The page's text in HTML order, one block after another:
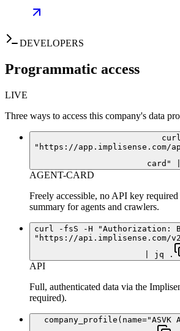
DEVELOPERS
Programmatic access
LIVE
Three ways to access this company's data
"https://app.implisense.com/api/
card"
AGENT-CARD
Freely accessible, no API key
summary for agents and crawlers.
curl -fsS -H "Authorization:
"https://api.implisense.com/v2/
| jq .
API
Full, authenticated data via the
required).
company_profile(name="ASVK